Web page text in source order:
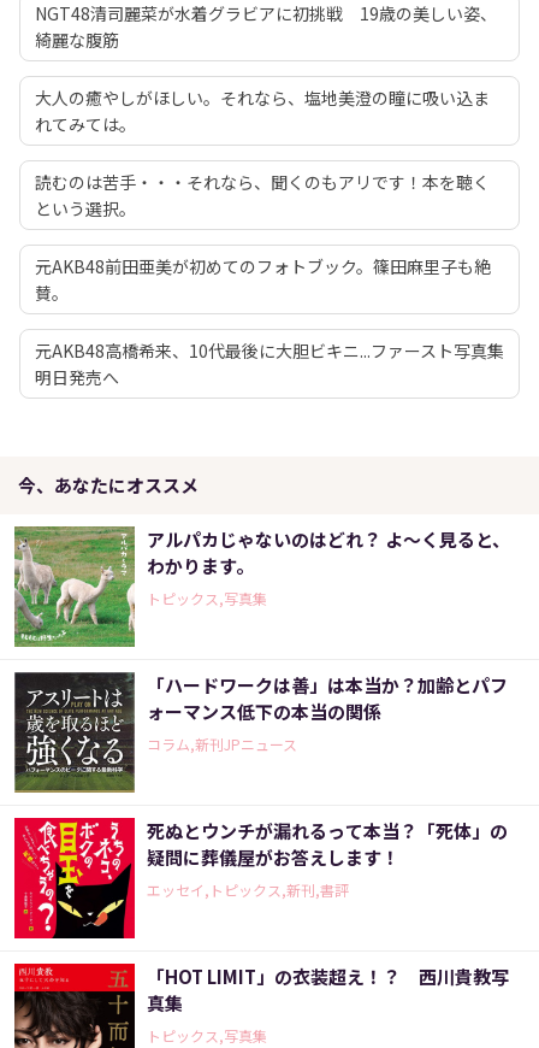
NGT48清司麗菜が水着グラビアに初挑戦 19歳の美しい姿、
綺麗な腹筋
大人の癒やしがほしい。それなら、塩地美澄の瞳に吸い込ま
れてみては。
読むのは苦手・・・それなら、聞くのもアリです！本を聴く
という選択。
元AKB48前田亜美が初めてのフォトブック。篠田麻里子も絶
賛。
元AKB48高橋希来、10代最後に大胆ビキニ...ファースト写真集
明日発売へ
今、あなたにオススメ
アルパカじゃないのはどれ？ よ～く見ると、
わかります。
トピックス,写真集
「ハードワークは善」は本当か？加齢とパフ
ォーマンス低下の本当の関係
コラム,新刊JPニュース
死ぬとウンチが漏れるって本当？「死体」の
疑問に葬儀屋がお答えします！
エッセイ,トピックス,新刊,書評
「HOT LIMIT」の衣装超え！？ 西川貴教写
真集
トピックス,写真集